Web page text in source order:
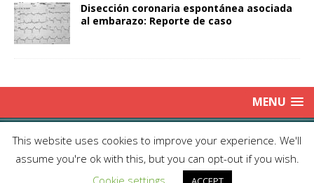
Disección coronaria espontánea asociada
al embarazo: Reporte de caso
MENU
Copyright © 2025 | Publicación Oficial de la Sociedad de Médicos
Ltda.| This work is licensed under Creative Commons Attribution 4.0
International
This website uses cookies to improve your experience. We'll
assume you're ok with this, but you can opt-out if you wish.
Cookie settings